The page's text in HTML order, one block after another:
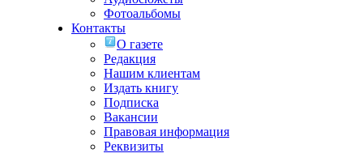
Фотоальбомы
Контакты
О газете
Редакция
Нашим клиентам
Издать книгу
Подписка
Вакансии
Правовая информация
Реквизиты